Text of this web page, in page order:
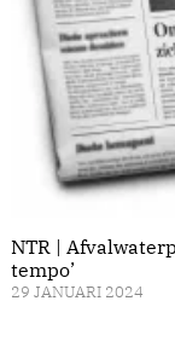
NTR |
tempo’
29 JANUARI 2024